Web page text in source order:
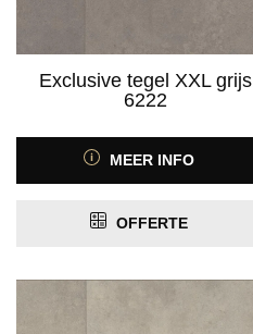
Exclusive tegel XXL grijs
6222
MEER INFO
OFFERTE